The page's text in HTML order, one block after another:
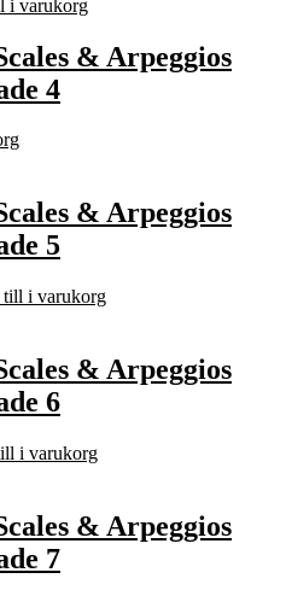
i varukorg
& Arpeggios
4
& Arpeggios
5
kr.
till i varukorg
& Arpeggios
6
i varukorg
& Arpeggios
7